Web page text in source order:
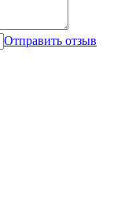
Отправить отзыв